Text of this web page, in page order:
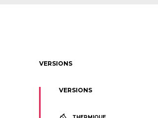
VERSIONS
VERSIONS